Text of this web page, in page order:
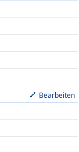
Bearbeiten